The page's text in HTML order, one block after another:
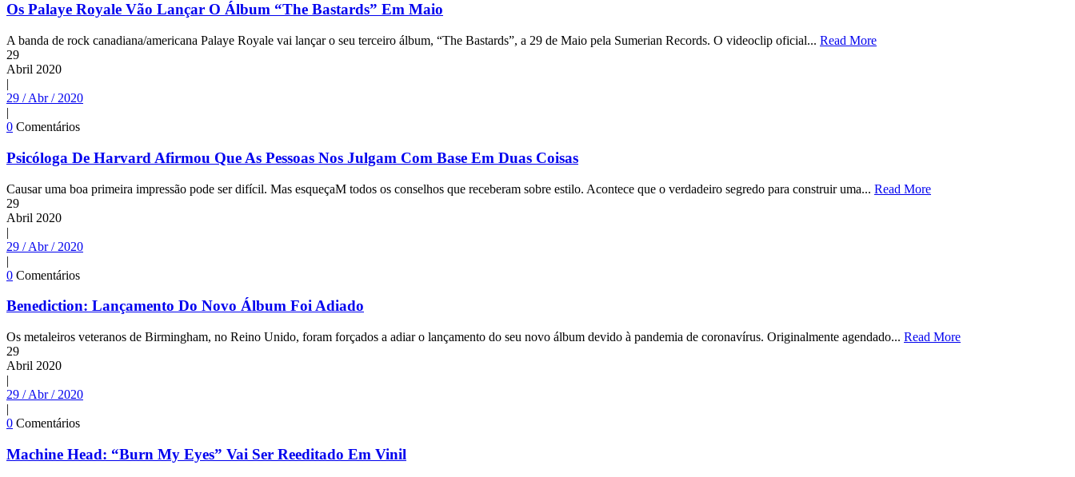
Os Palaye Royale Vão Lançar O Álbum “The Bastards” Em Maio
A banda de rock canadiana/americana Palaye Royale vai lançar o seu terceiro álbum, “The Bastards”, a 29 de Maio pela Sumerian Records. O videoclip oficial... Read More
29
Abril 2020
|
29 / Abr / 2020
|
0 Comentários
Psicóloga De Harvard Afirmou Que As Pessoas Nos Julgam Com Base Em Duas Coisas
Causar uma boa primeira impressão pode ser difícil. Mas esqueçaM todos os conselhos que receberam sobre estilo. Acontece que o verdadeiro segredo para construir uma... Read More
29
Abril 2020
|
29 / Abr / 2020
|
0 Comentários
Benediction: Lançamento Do Novo Álbum Foi Adiado
Os metaleiros veteranos de Birmingham, no Reino Unido, foram forçados a adiar o lançamento do seu novo álbum devido à pandemia de coronavírus. Originalmente agendado... Read More
29
Abril 2020
|
29 / Abr / 2020
|
0 Comentários
Machine Head: “Burn My Eyes” Vai Ser Reeditado Em Vinil